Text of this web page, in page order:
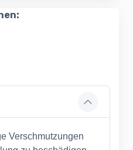
Verschmutzungen